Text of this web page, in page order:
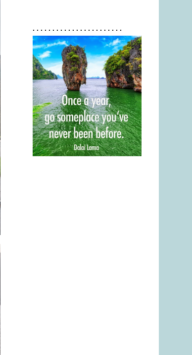
. . . . . . . . . . . . . . . . . . . . . . .